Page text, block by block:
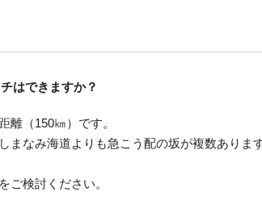
はできますか？
離（150㎞）です。
なみ海道よりも急こう配の坂が複数あります
ご検討ください。